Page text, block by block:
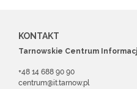
KONTAKT
Tarnowskie Centrum
+48 14 688 90 90
centrum@it.tarnow.pl